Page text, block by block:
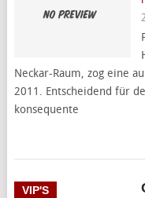
Neckar-Raum, zog eine
2011. Entscheidend für
konsequente
VIP'S